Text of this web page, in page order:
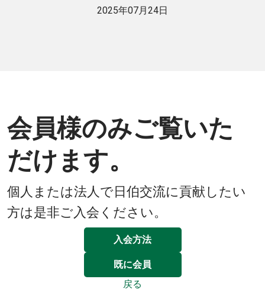
2025年07月24日
会員様のみご覧いた
だけます。
個人または法人で日伯交流に貢献したい
方は是非ご入会ください。
入会方法
既に会員
戻る